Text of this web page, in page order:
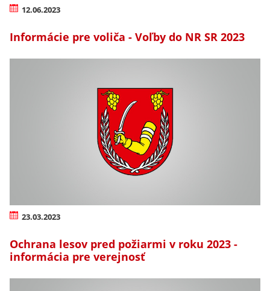
12.06.2023
Informácie pre voliča - Voľby do NR SR 2023
23.03.2023
Ochrana lesov pred požiarmi v roku 2023 -
informácia pre verejnosť